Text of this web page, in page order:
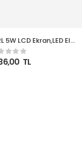
El
Güvenlik-
Telsizi (FM RADYO)
TL